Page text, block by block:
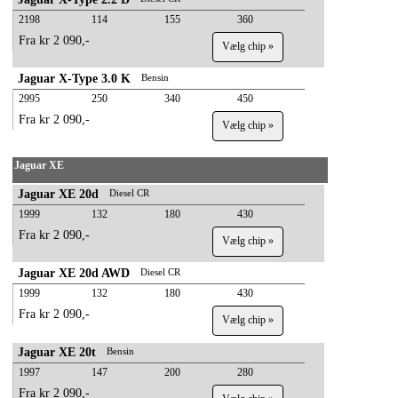
2198 114 155 360
Fra kr 2 090,- Vælg chip »
Jaguar X-Type 3.0 K Bensin
2995 250 340 450
Fra kr 2 090,- Vælg chip »
Jaguar XE
Jaguar XE 20d Diesel CR
1999 132 180 430
Fra kr 2 090,- Vælg chip »
Jaguar XE 20d AWD Diesel CR
1999 132 180 430
Fra kr 2 090,- Vælg chip »
Jaguar XE 20t Bensin
1997 147 200 280
Fra kr 2 090,-